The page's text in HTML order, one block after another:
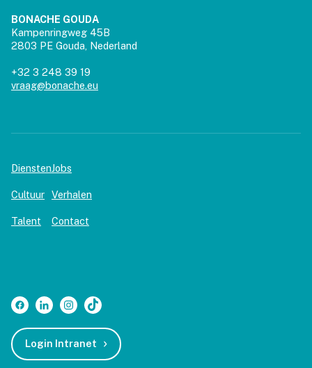
BONACHE GOUDA
Kampenringweg 45B
2803 PE Gouda, Nederland
+32 3 248 39 19
vraag@bonache.eu
Diensten
Cultuur
Talent
Jobs
Verhalen
Contact
Login Intranet